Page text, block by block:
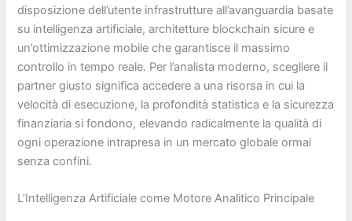
disposizione dell’utente infrastrutture all’avanguardia basate
su intelligenza artificiale, architetture blockchain sicure e
un’ottimizzazione mobile che garantisce il massimo
controllo in tempo reale. Per l’analista moderno, scegliere il
partner giusto significa accedere a una risorsa in cui la
velocità di esecuzione, la profondità statistica e la sicurezza
finanziaria si fondono, elevando radicalmente la qualità di
ogni operazione intrapresa in un mercato globale ormai
senza confini.
L’Intelligenza Artificiale come Motore Analitico Principale